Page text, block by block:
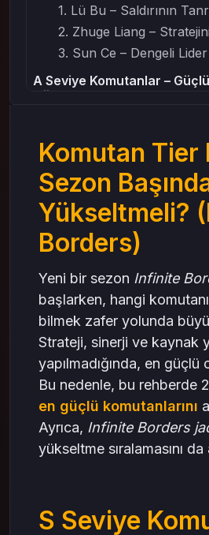
1. Lü Bu – Saldırının
2. Zhuge Liang –
3. Sun Ce – Dengeli Lider
A Seviye Komutanlar –
Göre
2. Zhang Fei – Ön Hat
3. Gan Ning – Hız ve
B Seviye Komutanlar –
1. Ma Chao – Erken
2. Huang Gai – Tank
Sezon Başında Komutan
1. Öncelik Sinerjiye
2. Infinite Borders jades
3. İttifak Gücüyle İlerleme
Sezon Ortası Değişiklikleri
Sonuç: Strateji +
Komutan Tier
Sezon
Yükseltmeli?
Borders)
Yeni bir sezon Infinite
başlarken, hangi
bilmek zafer yolunda
Strateji, sinerji ve kaynak
yapılmadığında, en
Bu nedenle, bu rehberde
en güçlü komutanlarını
Ayrıca, Infinite Borders
yükseltme sıralamasını da
S Seviye